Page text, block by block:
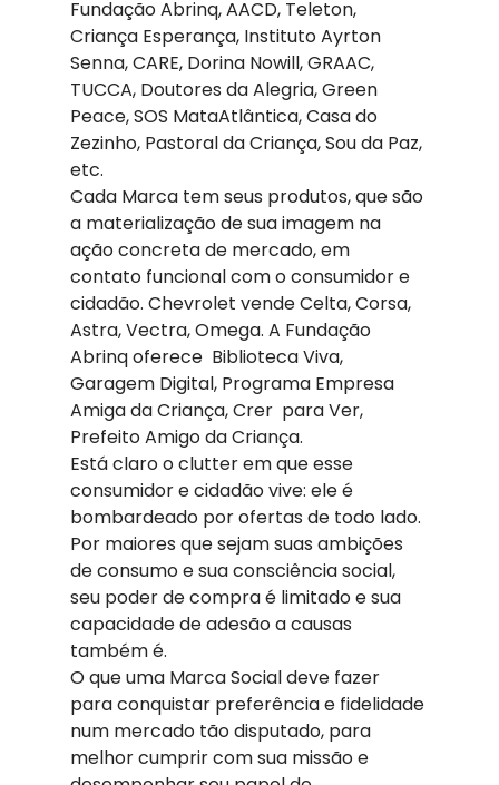
Fundação Abrinq, AACD, Teleton,
Criança Esperança, Instituto Ayrton
Senna, CARE, Dorina Nowill, GRAAC,
TUCCA, Doutores da Alegria, Green
Peace, SOS MataAtlântica, Casa do
Zezinho, Pastoral da Criança, Sou da Paz,
etc.
Cada Marca tem seus produtos, que são
a materialização de sua imagem na
ação concreta de mercado, em
contato funcional com o consumidor e
cidadão. Chevrolet vende Celta, Corsa,
Astra, Vectra, Omega. A Fundação
Abrinq oferece  Biblioteca Viva,
Garagem Digital, Programa Empresa
Amiga da Criança, Crer  para Ver,
Prefeito Amigo da Criança.
Está claro o clutter em que esse
consumidor e cidadão vive: ele é
bombardeado por ofertas de todo lado.
Por maiores que sejam suas ambições
de consumo e sua consciência social,
seu poder de compra é limitado e sua
capacidade de adesão a causas
também é.
O que uma Marca Social deve fazer
para conquistar preferência e fidelidade
num mercado tão disputado, para
melhor cumprir com sua missão e